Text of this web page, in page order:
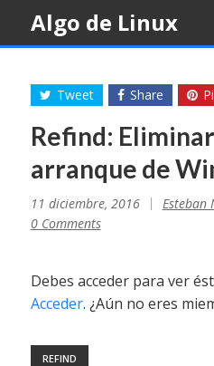
content
Algo de Linux
Tweet Share
Refind:
arranque de
11 diciembre, 2016 Esteban
0 Comments
Debes acceder para ver
Acceder. ¿Aún no eres
REFIND